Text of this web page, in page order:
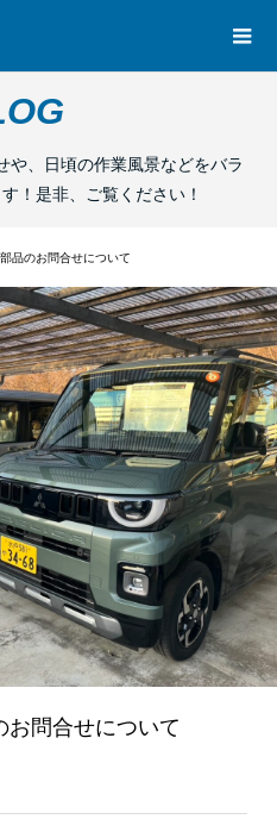
や、日頃の作業風景などをバラ
！是非、ご覧ください！
品のお問合せについて
お問合せについて